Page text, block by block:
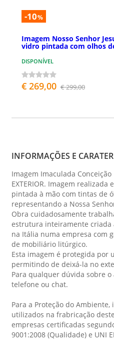
-10%
Imagem Nosso Senhor
vidro pintada com olhos
DISPONÍVEL
€ 269,00 € 299,00
INFORMAÇÕES E
Imagem Imaculada
EXTERIOR. Imagem
pintada à mão com tintas de
representando a Nossa
Obra cuidadosamente
estrutura inteiramente criada
na Itália numa empresa com
de mobiliário litúrgico.
Esta imagem é protegida por
permitindo de deixá-la no
Para qualquer dúvida sobre
telefone ou chat.
Para a Proteção do
utilizados na frabricação
empresas certificadas
9001:2008 (Qualidade) e UNI